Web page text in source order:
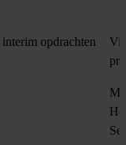
opdrachten